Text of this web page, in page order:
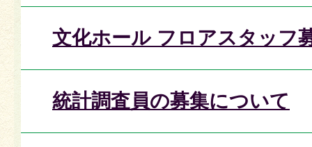
文化ホール フロアスタッフ
統計調査員の募集について